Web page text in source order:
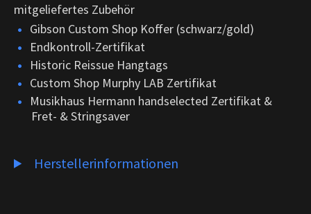
mitgeliefertes Zubehör
Gibson Custom Shop Koffer (schwarz/gold)
Endkontroll-Zertifikat
Historic Reissue Hangtags
Custom Shop Murphy LAB Zertifikat
Musikhaus Hermann handselected Zertifikat &
Fret- & Stringsaver
Herstellerinformationen